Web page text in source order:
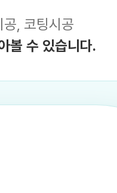
, 코팅시공
볼 수 있습니다.